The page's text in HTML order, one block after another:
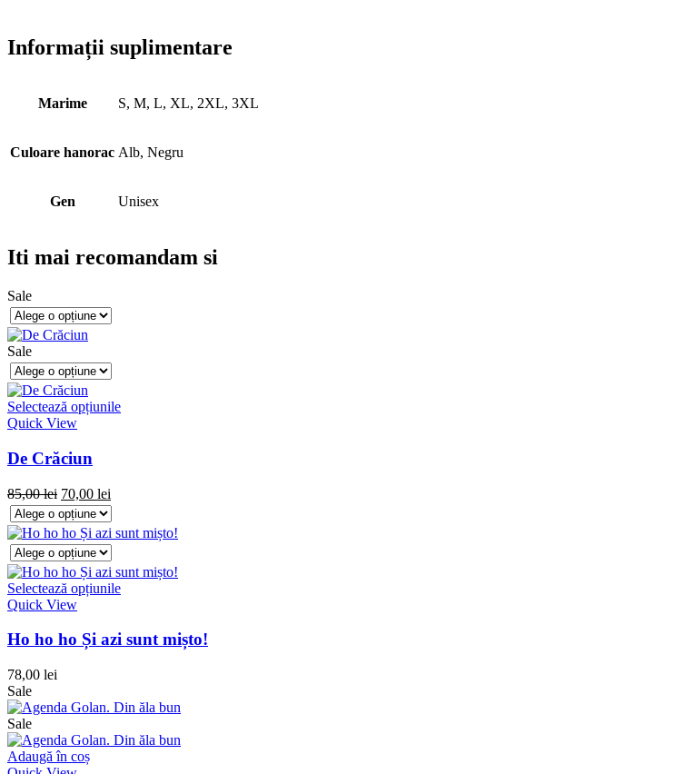
Informații suplimentare
Marime S, M, L, XL, 2XL, 3XL
Culoare hanorac Alb, Negru
Gen Unisex
Iti mai recomandam si
Sale
Sale
Selectează opțiunile
Quick View
De Crăciun
85,00lei 70,00 lei
Selectează opțiunile
Quick View
Ho ho ho Și azi sunt mișto!
78,00 lei
Sale
Sale
Adaugă în coș